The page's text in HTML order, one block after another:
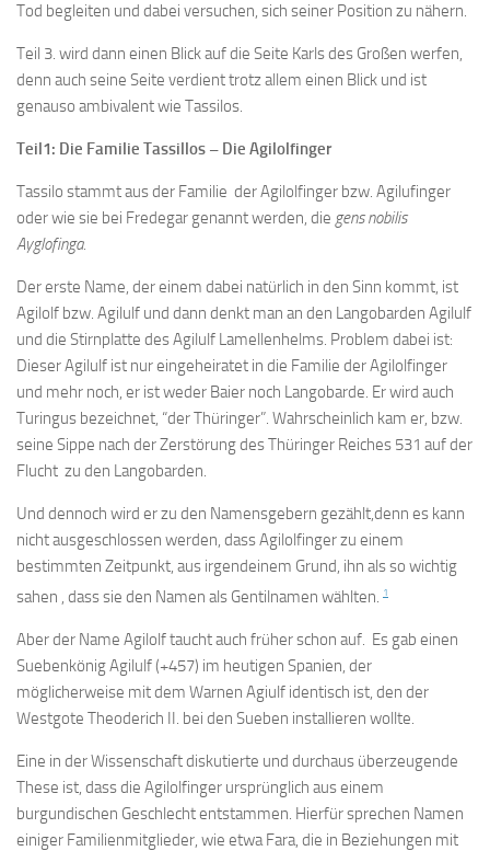
Tod begleiten und dabei versuchen, sich seiner Position zu nähern.
Teil 3. wird dann einen Blick auf die Seite Karls des Großen werfen,
denn auch seine Seite verdient trotz allem einen Blick und ist
genauso ambivalent wie Tassilos.
Teil1: Die Familie Tassillos – Die Agilolfinger
Tassilo stammt aus der Familie der Agilolfinger bzw. Agilufinger
oder wie sie bei Fredegar genannt werden, die gens nobilis
Ayglofinga.
Der erste Name, der einem dabei natürlich in den Sinn kommt, ist
Agilolf bzw. Agilulf und dann denkt man an den Langobarden Agilulf
und die Stirnplatte des Agilulf Lamellenhelms. Problem dabei ist:
Dieser Agilulf ist nur eingeheiratet in die Familie der Agilolfinger
und mehr noch, er ist weder Baier noch Langobarde. Er wird auch
Turingus bezeichnet, “der Thüringer”. Wahrscheinlich kam er, bzw.
seine Sippe nach der Zerstörung des Thüringer Reiches 531 auf der
Flucht zu den Langobarden.
Und dennoch wird er zu den Namensgebern gezählt,denn es kann
nicht ausgeschlossen werden, dass Agilolfinger zu einem
bestimmten Zeitpunkt, aus irgendeinem Grund, ihn als so wichtig
sahen , dass sie den Namen als Gentilnamen wählten. 1
Aber der Name Agilolf taucht auch früher schon auf. Es gab einen
Suebenkönig Agilulf (+457) im heutigen Spanien, der
möglicherweise mit dem Warnen Agiulf identisch ist, den der
Westgote Theoderich II. bei den Sueben installieren wollte.
Eine in der Wissenschaft diskutierte und durchaus überzeugende
These ist, dass die Agilolfinger ursprünglich aus einem
burgundischen Geschlecht entstammen. Hierfür sprechen Namen
einiger Familienmitglieder, wie etwa Fara, die in Beziehungen mit